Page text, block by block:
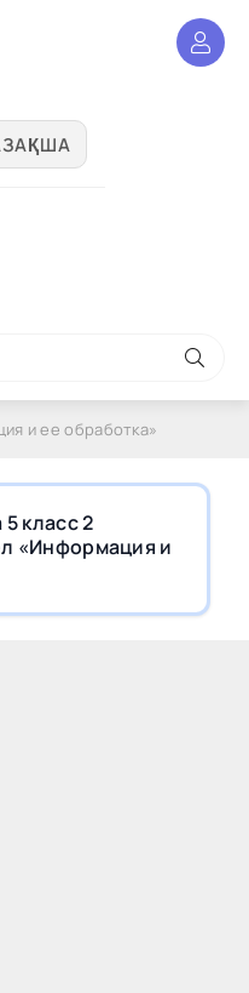
и ее обработка»
класс 2
«Информация и